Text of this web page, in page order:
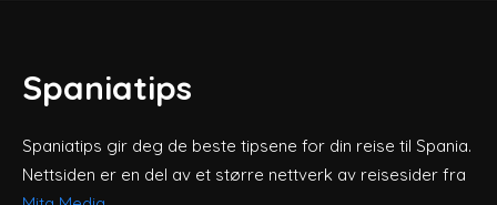
Spaniatips
Spaniatips gir deg de beste tipsene for din reise til Spania.
Nettsiden er en del av et større nettverk av reisesider fra